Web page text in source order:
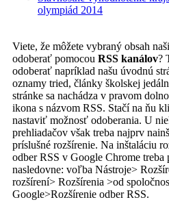
olympiád 2014
Viete, že môžete vybraný obsah
odoberať pomocou RSS kanálov?
odoberať napríklad našu úvodnú
oznamy tried, články školskej
stránke sa nachádza v pravom
ikona s názvom RSS. Stačí na ňu
nastaviť možnosť odoberania. U
prehliadačov však treba najprv
príslušné rozšírenie. Na inštaláciu
odber RSS v Google Chrome treba
nasledovne: voľba Nástroje>
rozšírení> Rozšírenia >od
Google>Rozšírenie odber RSS.